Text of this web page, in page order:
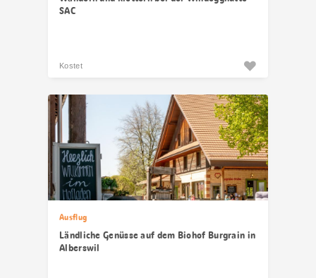
SAC
Kostet
Ausflug
Ländliche Genüsse auf dem Biohof Burgrain in
Alberswil